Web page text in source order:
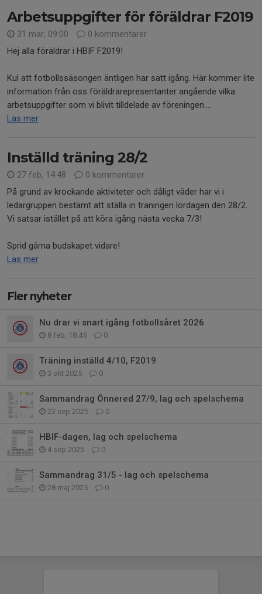
Arbetsuppgifter för föräldrar F2019
31 mar, 09:00
0 kommentarer
Hej alla föräldrar i HBIF F2019!
Kul att fotbollssäsongen äntligen har satt igång. Här kommer lite
information från oss föräldrarepresentanter angående vilka
arbetsuppgifter som vi blivit tilldelade av föreningen....
Läs mer
Inställd träning 28/2
27 feb, 14:48
0 kommentarer
På grund av krockande aktiviteter och dåligt väder har vi i
ledargruppen bestämt att ställa in träningen lördagen den 28/2.
Vi satsar istället på att köra igång nästa vecka 7/3!
Sprid gärna budskapet vidare!
Läs mer
Fler nyheter
Nu drar vi snart igång fotbollsåret 2026
8 feb, 18:45 0
Träning inställd 4/10, F2019
3 okt 2025 0
Sammandrag Önnered 27/9, lag och spelschema
23 sep 2025 0
HBIF-dagen, lag och spelschema
4 sep 2025 0
Sammandrag 31/5 - lag och spelschema
28 maj 2025 0